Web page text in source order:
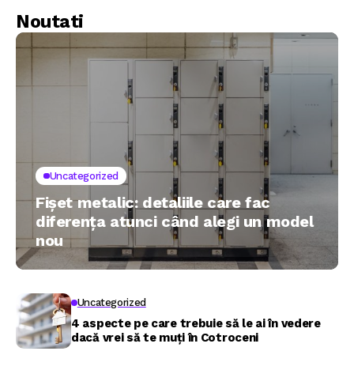
adolescentului tău
Noutati
Uncategorized
Fișet metalic: detaliile care fac
diferența atunci când alegi un model
nou
Uncategorized
4 aspecte pe care trebuie să le ai în vedere
dacă vrei să te muți în Cotroceni